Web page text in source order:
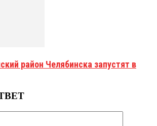
район Челябинска запустят в